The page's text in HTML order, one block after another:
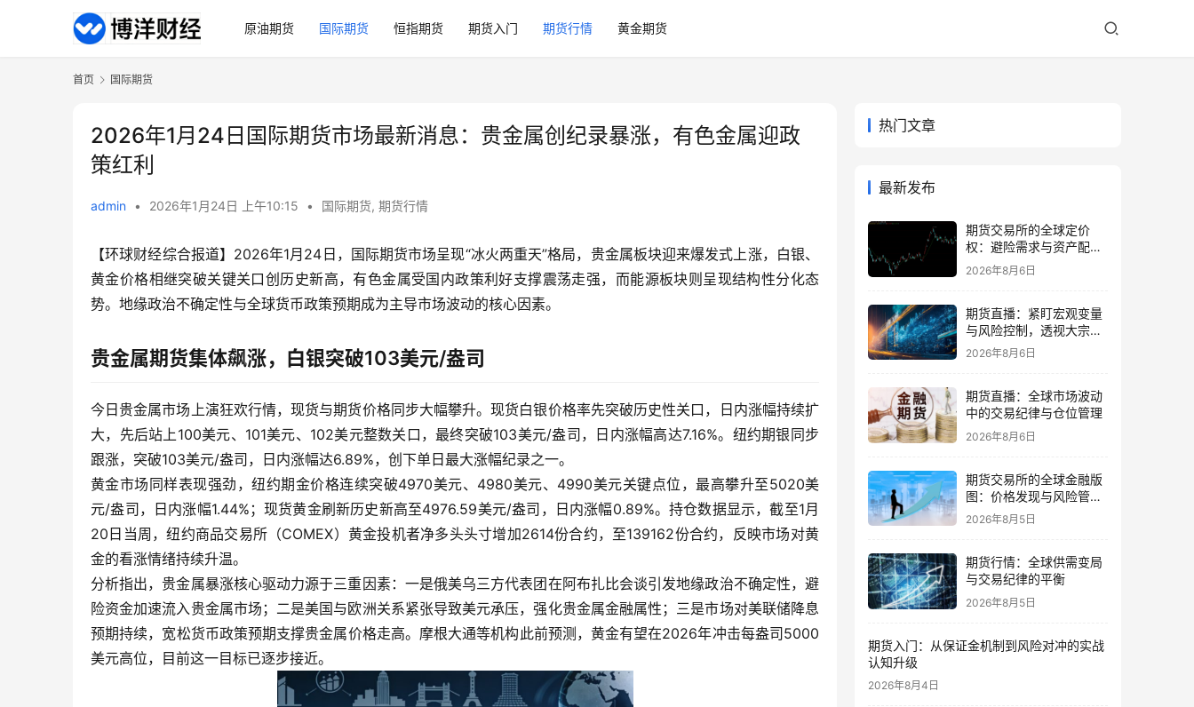
原油期货 国际期货 恒指期货 期货入门 期货行情 黄金期货
首页 国际期货
2026年1月24日国际期货市场最新消息：贵金属创纪录暴涨，有色金属迎政
策红利
admin • 2026年1月24日 上午10:15 • 国际期货, 期货行情
【环球财经综合报道】2026年1月24日，国际期货市场呈现“冰火两重天”格局，贵金属板块迎来爆发式上涨，白银、
黄金价格相继突破关键关口创历史新高，有色金属受国内政策利好支撑震荡走强，而能源板块则呈现结构性分化态
势。地缘政治不确定性与全球货币政策预期成为主导市场波动的核心因素。
贵金属期货集体飙涨，白银突破103美元/盎司
今日贵金属市场上演狂欢行情，现货与期货价格同步大幅攀升。现货白银价格率先突破历史性关口，日内涨幅持续扩
大，先后站上100美元、101美元、102美元整数关口，最终突破103美元/盎司，日内涨幅高达7.16%。纽约期银同步
跟涨，突破103美元/盎司，日内涨幅达6.89%，创下单日最大涨幅纪录之一。
黄金市场同样表现强劲，纽约期金价格连续突破4970美元、4980美元、4990美元关键点位，最高攀升至5020美
元/盎司，日内涨幅1.44%；现货黄金刷新历史新高至4976.59美元/盎司，日内涨幅0.89%。持仓数据显示，截至1月
20日当周，纽约商品交易所（COMEX）黄金投机者净多头头寸增加2614份合约，至139162份合约，反映市场对黄
金的看涨情绪持续升温。
分析指出，贵金属暴涨核心驱动力源于三重因素：一是俄美乌三方代表团在阿布扎比会谈引发地缘政治不确定性，避
险资金加速流入贵金属市场；二是美国与欧洲关系紧张导致美元承压，强化贵金属金融属性；三是市场对美联储降息
预期持续，宽松货币政策预期支撑贵金属价格走高。摩根大通等机构此前预测，黄金有望在2026年冲击每盎司5000
美元高位，目前这一目标已逐步接近。
热门文章
最新发布
期货交易所的全球定价
权：避险需求与资产配置
再平衡
2026年8月6日
期货直播：紧盯宏观变量
与风险控制，透视大宗商
品波动逻辑
2026年8月6日
期货直播：全球市场波动
中的交易纪律与仓位管理
2026年8月6日
期货交易所的全球金融版
图：价格发现与风险管理
的核心
2026年8月5日
期货行情：全球供需变局
与交易纪律的平衡
2026年8月5日
期货入门：从保证金机制到风险对冲的实战
认知升级
2026年8月4日